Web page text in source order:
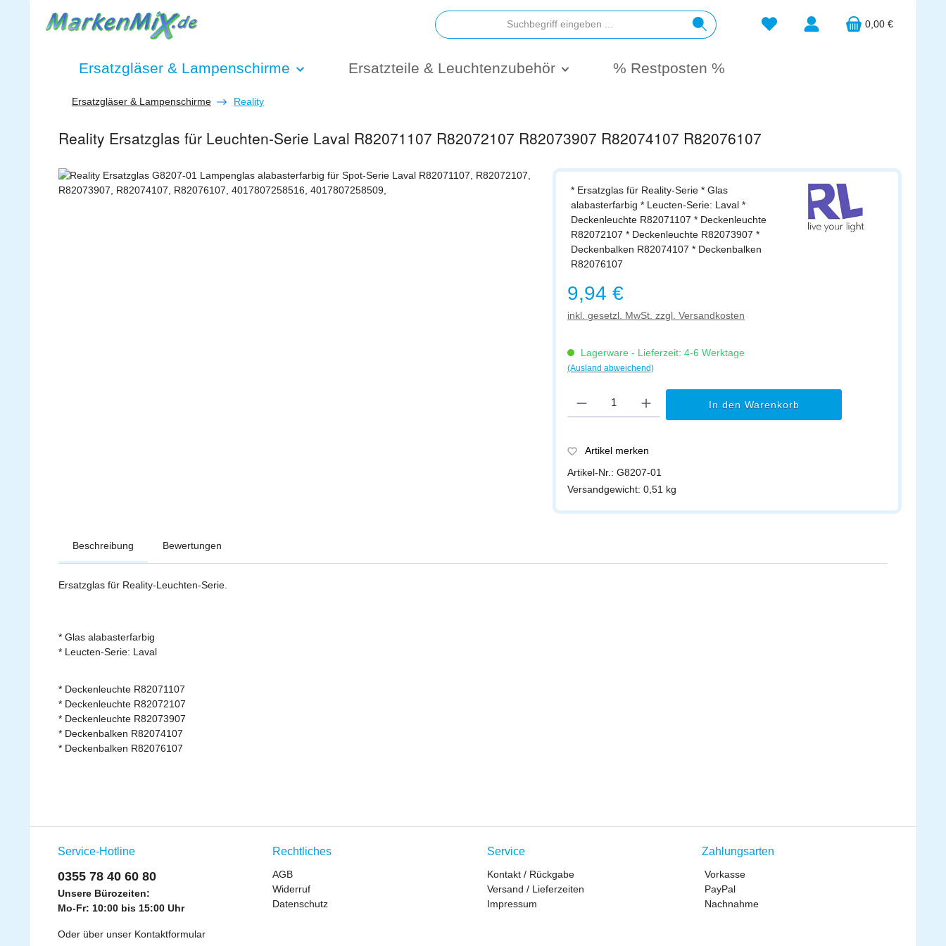
Hauptinhalt springen
Zur Suche springen
Zur Hauptnavigation springen
Du hast 0 Produkte auf dem
0,00 €
Ersatzgläser & Lampenschirme Ersatzteile & Leuchtenzubehör % Restposten %
Ersatzgläser & Lampenschirme Reality
Reality Ersatzglas für Leuchten-Serie Laval R82071107 R82072107 R82073907 R82074107 R82076107
Bildergalerie überspringen
* Ersatzglas für Reality-Serie * Glas
alabasterfarbig * Leucten-Serie: Laval *
Deckenleuchte R82071107 * Deckenleuchte
R82072107 * Deckenleuchte R82073907 *
Deckenbalken R82074107 * Deckenbalken
R82076107
Regulärer Preis:
9,94 €
inkl. gesetzl. MwSt. zzgl. Versandkosten
Lagerware - Lieferzeit: 4-6 Werktage
(Ausland abweichend)
In den Warenkorb
Artikel merken
Artikel-Nr.:G8207-01
Versandgewicht:0,51 kg
Beschreibung Bewertungen
Ersatzglas für Reality-Leuchten-Serie.
* Glas alabasterfarbig
* Leucten-Serie: Laval
* Deckenleuchte R82071107
* Deckenleuchte R82072107
* Deckenleuchte R82073907
* Deckenbalken R82074107
* Deckenbalken R82076107
Service-Hotline
0355 78 40 60 80
Unsere Bürozeiten:
Mo-Fr: 10:00 bis 15:00 Uhr
Oder über unser Kontaktformular
Rechtliches
AGB
Widerruf
Datenschutz
Service
Kontakt / Rückgabe
Versand / Lieferzeiten
Impressum
Zahlungsarten
Vorkasse
PayPal
Nachnahme